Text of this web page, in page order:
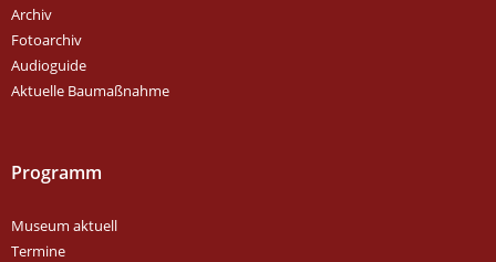
Archiv
Fotoarchiv
Audioguide
Aktuelle Baumaßnahme
Programm
Museum aktuell
Termine